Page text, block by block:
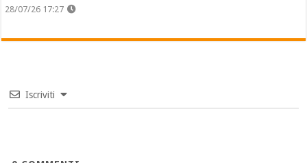
28/07/26 17:27
Iscriviti